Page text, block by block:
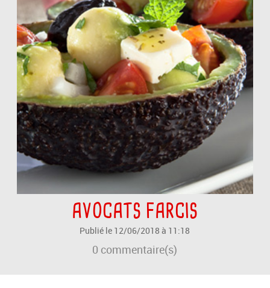
AVOCATS FARCIS
Publié le 12/06/2018 à 11:18
0 commentaire(s)